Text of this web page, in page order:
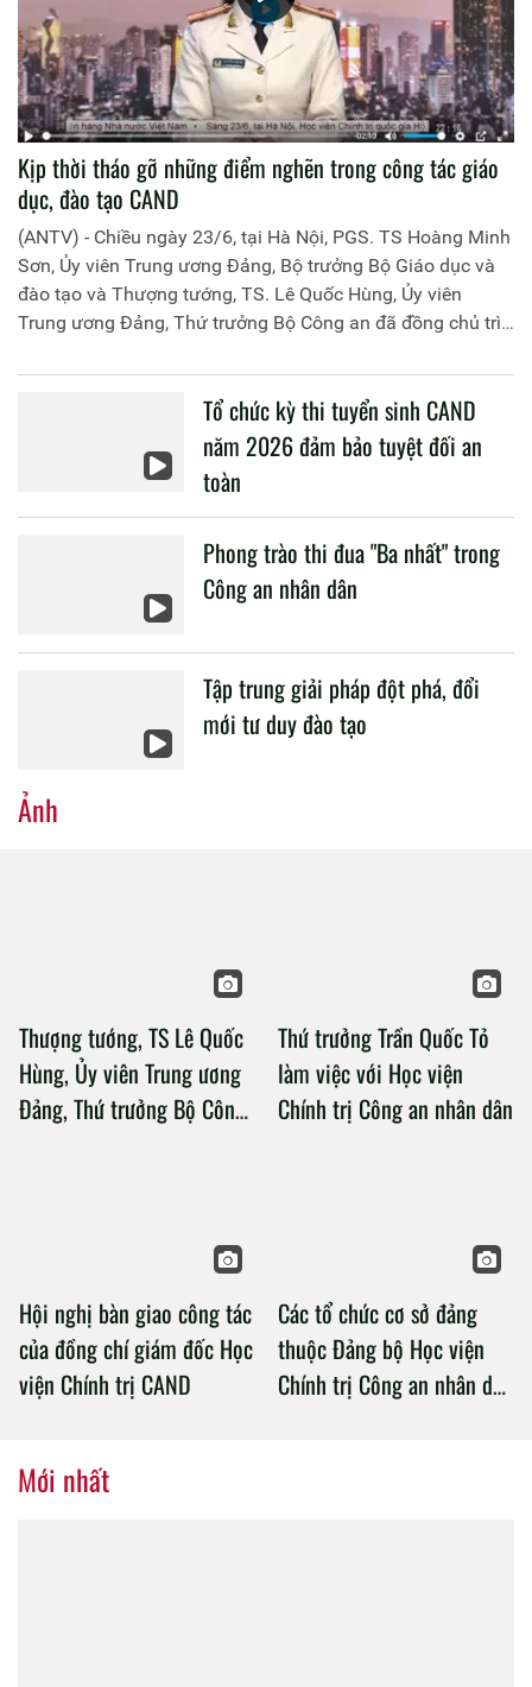
Kịp thời tháo gỡ những điểm nghẽn trong công tác giáo
dục, đào tạo CAND
(ANTV) - Chiều ngày 23/6, tại Hà Nội, PGS. TS Hoàng Minh
Sơn, Ủy viên Trung ương Đảng, Bộ trưởng Bộ Giáo dục và
đào tạo và Thượng tướng, TS. Lê Quốc Hùng, Ủy viên
Trung ương Đảng, Thứ trưởng Bộ Công an đã đồng chủ trì
liên quan đến công tác giáo dục và đào tạo của lực lượng
Tổ chức kỳ thi tuyển sinh CAND
năm 2026 đảm bảo tuyệt đối an
toàn
Phong trào thi đua "Ba nhất" trong
Công an nhân dân
Tập trung giải pháp đột phá, đổi
mới tư duy đào tạo
Ảnh
Thượng tướng, TS Lê Quốc
Hùng, Ủy viên Trung ương
Đảng, Thứ trưởng Bộ Công
Thứ trưởng Trần Quốc Tỏ
làm việc với Học viện
Chính trị Công an nhân dân
Hội nghị bàn giao công tác
của đồng chí giám đốc Học
viện Chính trị CAND
Các tổ chức cơ sở đảng
thuộc Đảng bộ Học viện
Chính trị Công an nhân dân
Mới nhất